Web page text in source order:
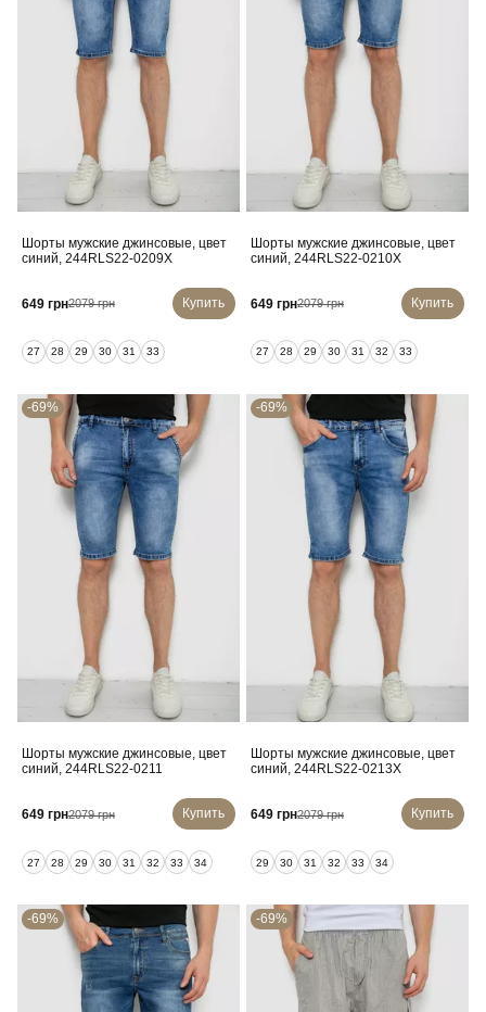
Шорты мужские джинсовые, цвет
синий, 244RLS22-0209X
649 грн2079 грн Купить
27 28 29 30 31 33
Шорты мужские джинсовые, цвет
синий, 244RLS22-0210X
649 грн2079 грн Купить
27 28 29 30 31 32 33
-69%
Шорты мужские джинсовые, цвет
синий, 244RLS22-0211
649 грн2079 грн Купить
27 28 29 30 31 32 33 34
-69%
Шорты мужские джинсовые, цвет
синий, 244RLS22-0213X
649 грн2079 грн Купить
29 30 31 32 33 34
-69% -69%